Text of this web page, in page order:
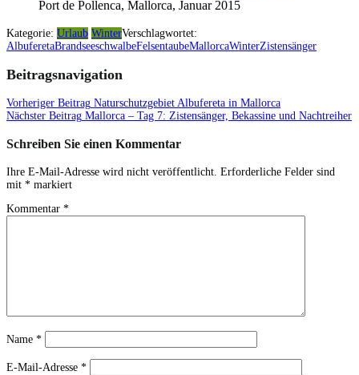
Port de Pollenca, Mallorca, Januar 2015
Kategorie: Urlaub WinterVerschlagwortet:
AlbuferetaBrandseeschwalbeFelsentaubeMallorcaWinterZistensänger
Beitragsnavigation
Vorheriger Beitrag Naturschutzgebiet Albufereta in Mallorca
Nächster Beitrag Mallorca – Tag 7: Zistensänger, Bekassine und Nachtreiher
Schreiben Sie einen Kommentar
Ihre E-Mail-Adresse wird nicht veröffentlicht. Erforderliche Felder sind
mit * markiert
Kommentar *
Name *
E-Mail-Adresse *